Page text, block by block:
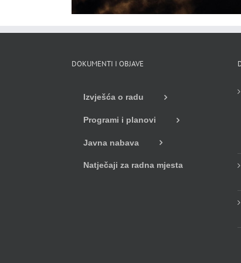
DOKUMENTI I OBJAVE
Izvješća o radu
Programi i planovi
Javna nabava
Natječaji za radna mjesta